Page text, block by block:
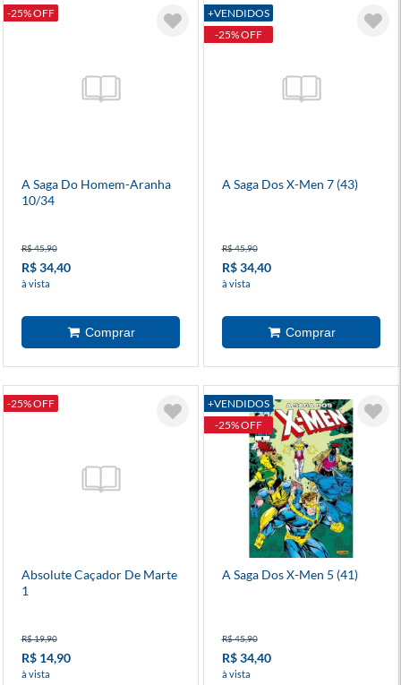
-25% OFF
A Saga Do Homem-Aranha
10/34
R$ 45,90
R$ 34,40
à vista
+VENDIDOS
-25% OFF
A Saga Dos X-Men 7 (43)
R$ 45,90
R$ 34,40
à vista
-25% OFF
Absolute Caçador De Marte
1
R$ 19,90
R$ 14,90
à vista
+VENDIDOS
-25% OFF
A Saga Dos X-Men 5 (41)
R$ 45,90
R$ 34,40
à vista